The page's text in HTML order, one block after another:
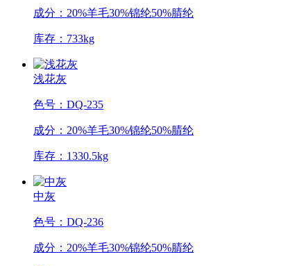
成分：20%羊毛30%锦纶50%腈纶
库存：733kg
浅花灰
色号：DQ-235
成分：20%羊毛30%锦纶50%腈纶
库存：1330.5kg
中灰
色号：DQ-236
成分：20%羊毛30%锦纶50%腈纶